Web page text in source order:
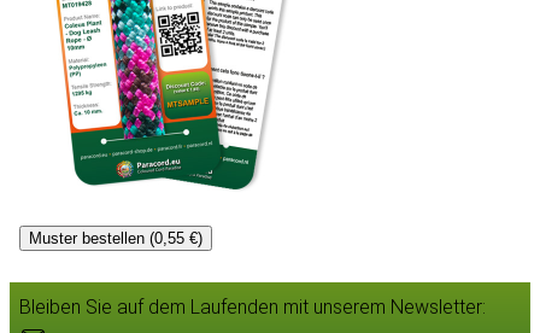
Muster bestellen (0,55 €)
Bleiben Sie auf dem Laufenden mit unserem Newsletter: